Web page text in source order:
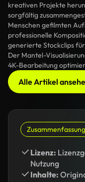
kreativen Projekte
sorgfältig
Menschen gefilmten
professionelle
generierte Stockclips
Der Mantel-
4K-Bearbeitung
Alle Artikel
Lizenz:
Nutzung
Inhalte: